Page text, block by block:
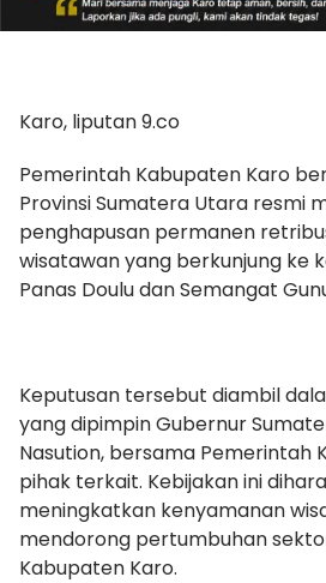
Karo, liputan 9.co
Pemerintah Kabupaten Karo
Provinsi Sumatera Utara resmi
penghapusan permanen
wisatawan yang berkunjung ke
Panas Doulu dan Semangat
Keputusan tersebut diambil
yang dipimpin Gubernur
Nasution, bersama Pemerintah
pihak terkait. Kebijakan ini
meningkatkan kenyamanan
mendorong pertumbuhan
Kabupaten Karo.